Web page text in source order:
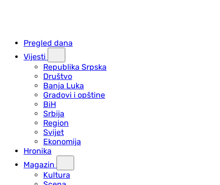
Pregled dana
Vijesti
Republika Srpska
Društvo
Banja Luka
Gradovi i opštine
BiH
Srbija
Region
Svijet
Ekonomija
Hronika
Magazin
Kultura